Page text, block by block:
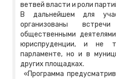
ветвей власти и роли
В дальнейшем для
организованы
общественными
юриспруденции, и не
парламенте, но и в
других площадках.
«Программа